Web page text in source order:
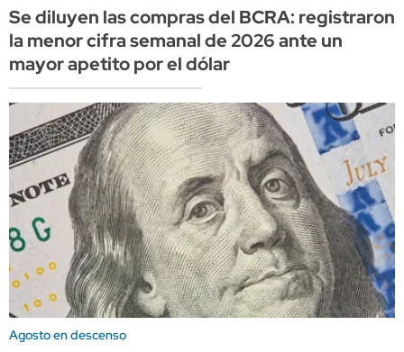
Se diluyen las compras del BCRA: registraron
la menor cifra semanal de 2026 ante un
mayor apetito por el dólar
Agosto en descenso